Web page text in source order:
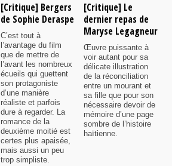
[Critique] Bergers
de Sophie Deraspe
C’est tout à
l’avantage du film
que de mettre de
l’avant les nombreux
écueils qui guettent
son protagoniste
d’une manière
réaliste et parfois
dure à regarder. La
romance de la
deuxième moitié est
certes plus apaisée,
mais aussi un peu
trop simpliste.
[Critique] Le
dernier repas de
Maryse Legagneur
Œuvre puissante à
voir autant pour sa
délicate illustration
de la réconciliation
entre un mourant et
sa fille que pour son
nécessaire devoir de
mémoire d’une page
sombre de l’histoire
haïtienne.